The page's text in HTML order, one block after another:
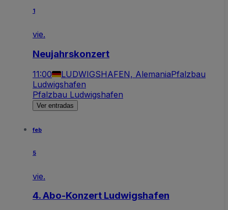
1
vie.
Neujahrskonzert
11:00 LUDWIGSHAFEN, AlemaniaPfalzbau
Ludwigshafen
Pfalzbau Ludwigshafen
Ver entradas
feb
5
vie.
4. Abo-Konzert Ludwigshafen